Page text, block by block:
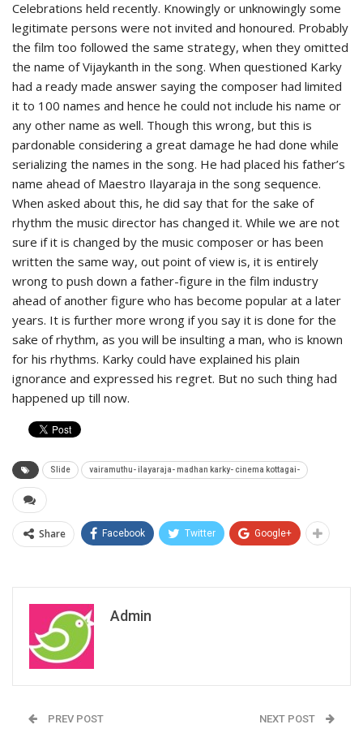
Celebrations held recently. Knowingly or unknowingly some
legitimate persons were not invited and honoured. Probably
the film too followed the same strategy, when they omitted
the name of Vijaykanth in the song. When questioned Karky
had a ready made answer saying the composer had limited
it to 100 names and hence he could not include his name or
any other name as well. Though this wrong, but this is
pardonable considering a great damage he had done while
serializing the names in the song. He had placed his father’s
name ahead of Maestro Ilayaraja in the song sequence.
When asked about this, he did say that for the sake of
rhythm the music director has changed it. While we are not
sure if it is changed by the music composer or has been
written the same way, out point of view is, it is entirely
wrong to push down a father-figure in the film industry
ahead of another figure who has become popular at a later
years. It is further more wrong if you say it is done for the
sake of rhythm, as you will be insulting a man, who is known
for his rhythms. Karky could have explained his plain
ignorance and expressed his regret. But no such thing had
happened up till now.
Slide vairamuthu- ilayaraja- madhan karky- cinema kottagai-
Share Facebook Twitter Google+
Admin
PREV POST NEXT POST